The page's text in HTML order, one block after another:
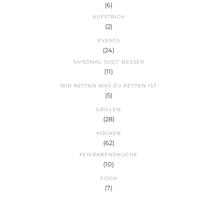
(6)
AUFSTRICH
(2)
EVENTS
(24)
SAISONAL IS(S)T BESSER
(11)
WIR RETTEN WAS ZU RETTEN IST
(5)
GRILLEN
(28)
KOCHEN
(62)
FEIERABENDKÜCHE
(10)
FISCH
(7)